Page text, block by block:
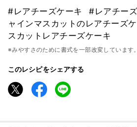
#レアチーズケーキ #レアチーズ
ャインマスカットのレアチーズ
スカットレアチーズケーキ
※みやすさのために書式を一部改変しています。
このレシピをシェアする